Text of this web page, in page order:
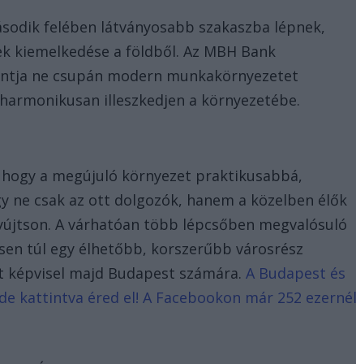
felében látványosabb szakaszba lépnek,
kiemelkedése a földből. Az MBH Bank
ne csupán modern munkakörnyezetet
illeszkedjen a környezetébe.
a megújuló környezet praktikusabbá,
ne csak az ott dolgozók, hanem a közelben élők
A várhatóan több lépcsőben megvalósuló
túl egy élhetőbb, korszerűbb városrész
majd Budapest számára.A Budapest és
kattintva éred el! A Facebookon már 252